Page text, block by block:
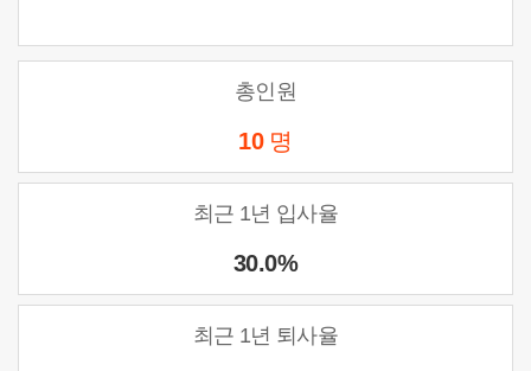
총인원
10 명
최근 1년 입사율
30.0%
최근 1년 퇴사율